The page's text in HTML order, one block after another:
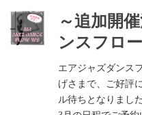
～追加開
ンスフロ
エアジャズダンス
げさまで、ご好評
ル待ちとなりまし